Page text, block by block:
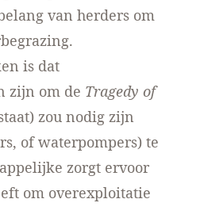
van herders om
is dat
zijn om de Tragedy of
zou nodig zijn
of waterpompers) te
zorgt ervoor
om overexploitatie